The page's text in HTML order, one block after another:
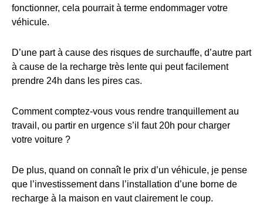
fonctionner, cela pourrait à terme endommager votre
véhicule.
D’une part à cause des risques de surchauffe, d’autre part
à cause de la recharge très lente qui peut facilement
prendre 24h dans les pires cas.
Comment comptez-vous vous rendre tranquillement au
travail, ou partir en urgence s’il faut 20h pour charger
votre voiture ?
De plus, quand on connaît le prix d’un véhicule, je pense
que l’investissement dans l’installation d’une borne de
recharge à la maison en vaut clairement le coup.